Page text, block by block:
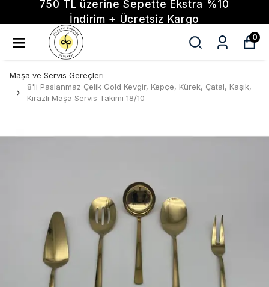
750 TL üzerine Sepette Ekstra %10
İndirim + Ücretsiz Kargo
0
Maşa ve Servis Gereçleri
8'li Paslanmaz Çelik Gold Kevgir, Kepçe, Kürek, Çatal, Kaşık,
Kirazlı Maşa Servis Takımı 18/10